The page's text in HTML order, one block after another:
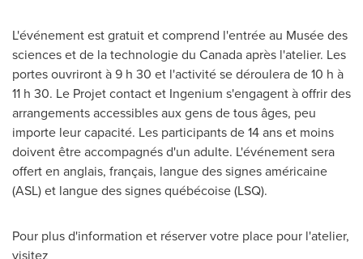
L'événement est gratuit et comprend l'entrée au Musée des
sciences et de la technologie du Canadaaprès l'atelier. Les
portes ouvriront à 9 h 30 et l'activité se déroulera de 10 h à
11 h 30. Le Projet contact et Ingenium s'engagent à offrir des
arrangements accessibles aux gens de tous âges, peu
importe leur capacité. Les participants de 14 ans et moins
doivent être accompagnés d'un adulte. L'événement sera
offert en anglais, français, langue des signes américaine
(ASL) et langue des signes québécoise (LSQ).
Pour plus d'information et réserver votre place pour l'atelier,
visitez